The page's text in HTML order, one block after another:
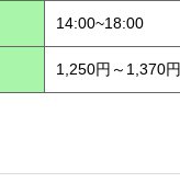
14:00~18:00
1,250円～1,370円